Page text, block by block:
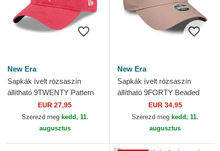
New Era
Sapkák ívelt rózsaszín
állítható 9TWENTY Pattern
Spring Training Fan Pack
2025 New York Yankees...
EUR 27,95
Szerezd meg kedd, 11.
augusztus
New Era
Sapkák ívelt rózsaszín
állítható 9FORTY Beaded
New York Yankees MLB New
EUR 34,95
Szerezd meg kedd, 11.
augusztus